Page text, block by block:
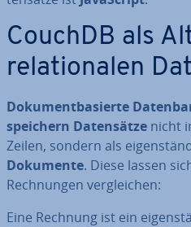
CouchDB als
re­la­tio­na­len
Do­ku­ment­ba­sier­te
speichern Da­ten­sät­ze nicht
Zeilen, sondern als
Dokumente. Diese lassen
Rech­nun­gen ver­glei­chen:
Eine Rechnung ist ein